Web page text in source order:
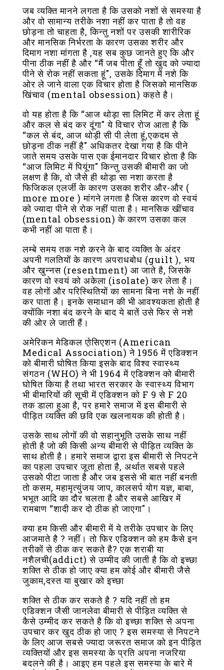
जब व्यक्ति मानने लगता है कि उसको नशों से समस्या है
और वो सामान्य तरीके नशा नहीं कर पाता है तो वह
छोड़ना तो चाहता है, किन्तु नशों पर उसकी शारीरिक
और मानसिक निर्भरता के कारण उसका शरीर और
दिमाग नशा मांगता है ,यह सब कुछ जानते हुए कि और
पीना ठीक नहीं है और “मैं जब पीता हूँ तो खुद को ज्यादा
पीने से रोक नहीं सकता हूं", उसके दिमाग में नशे कि
ओर ले जाने वाला एक विचार होता है जिसको मानसिक
खिंचाव (mental obsession) कहते है।
वो यह होता है कि “आज थोड़ा सा लिमिट में कर लेता हूं
और कल से बंद कर दूंगा" ये विचार रोज आता है कि
“कल से बंद, आज थोड़ी सी पी लेता हूं,एकदम से
छोड़ना ठीक नहीं है" अधिकतर देखा गया है कि पीने
जाते समय उसके पास एक ईमानदार विचार होता है कि
“आज लिमिट में पियूंगा" किन्तु उसकी बीमारी का जो
लक्षण है कि, वो जैसे ही थोड़ा सा नशा करता है
फिजिकल एलर्जी के कारण उसका शरीर और-और (
more more ) मांगने लगता है जिस कारण वो स्वयं
को ज्यादा पीने से रोक नहीं पाता है। मानसिक खींचाव
(mental obsession) के कारण उसका कल
कभी नहीं आ पाता है।
लम्बे समय तक नशे करने के बाद व्यक्ति के अंदर
अपनी गलतियों के कारण अपराधबोध (guilt ), भय
और खुन्नस (resentment) आ जाते है, जिसके
कारण वो स्वयं को अकेला (isolate) कर लेता है।
वह लोगों और परिस्थितियों का सामना बिना नशे के नहीं
कर पाता है। इनके समाधान की भी आवश्यकता होती है
क्योंकि नशा बंद करने के बाद ये बातें उसे फिर से नशे
की ओर ले जाती हैं।
अमेरिकन मेडिकल एोसिएशन (American
Medical Association) ने 1956 में एडिक्शन
को बीमारी घोषित किया इसके बाद विश्व स्वास्थ्य
संगठन (WHO) ने भी 1964 में एडिक्शन को बीमारी
घोषित किया है तथा भारत सरकार के स्वास्थ्य विभाग
भी बीमारियों की सूची में एडिक्शन को F 9 से F 20
तक डाला हुआ है, पर हमारे समाज में इस बीमारी से
पीड़ित व्यक्ति की छवि एक खलनायक की होती है।
उसके साथ लोगों की वो सहानुभूति उसके साथ नहीं
होती है जो की किसी अन्य बीमारी से पीड़ित व्यक्ति के
साथ होती है। हमारे समाज द्वारा इस बीमारी से निपटने
का पहला उपचार जूता होता है, अर्थात सबसे पहले
उसको पीटा जाता है और जब इससे भी बात नहीं बनती
तो कसम, महामृत्युंजय जाप, कालसर्प योग यज्ञ, बाबा,
भभूत आदि का दौर चलता है और सबसे आखिर में
रामबाण “शादी कर दो ठीक हो जाएगा"।
क्या हम किसी और बीमारी में ये तरीके उपचार के लिए
आजमाते है ? नहीं। तो फिर एडिक्शन को हम कैसे इन
तरीकों से ठीक कर सकते है? एक शराबी या
नशैलची(addict) से उम्मीद की जाती है कि वो इच्छा
शक्ति से ठीक हो जाए क्या हम कोई और बीमारी जैसे
जुकाम,दस्त या बुखार को इच्छा
शक्ति से ठीक कर सकते है ? यदि नहीं तो हम
एडिक्शन जैसी जानलेवा बीमारी से पीड़ित व्यक्ति से
कैसे उम्मीद कर सकते है कि वो इच्छा शक्ति से अपना
उपचार कर खुद ठीक हो जाए ? इस समस्या से निपटने
के लिए आज सबसे ज्यादा जरूरत समाज को इन पीड़ित
व्यक्तियों और इस समस्या के प्रति अपना नजरिया
बदलने की है। आइए हम पहले इस समस्या के बारे में